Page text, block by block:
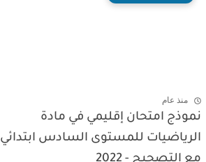
منذ عام
نموذج امتحان إقليمي في مادة
الرياضيات للمستوى السادس ابتدائي